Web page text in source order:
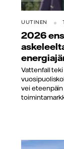
UUTINEN
2026
Vattenfall
vei